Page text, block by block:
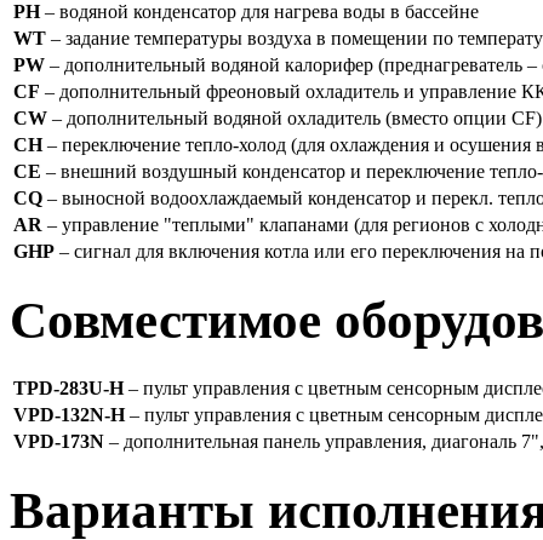
PH– водяной конденсатор для нагрева воды в бассейне
WT – задание температуры воздуха в помещении по
PW – дополнительный водяной калорифер (преднагреватель –
CF – дополнительный фреоновый охладитель и управление
CW – дополнительный водяной охладитель (вместо опции CF)
CH– переключение тепло-холод (для охлаждения и осушения
CE – внешний воздушный конденсатор и переключение
CQ – выносной водоохлаждаемый конденсатор и перекл.
AR – управление "теплыми" клапанами (для регионов с
GHP – сигнал для включения котла или его переключения
Совместимое
TPD-283U-H– пульт управления с цветным сенсорным
VPD-132N-H– пульт управления с цветным сенсорным
VPD-173N – дополнительная панель управления, диагональ
Варианты